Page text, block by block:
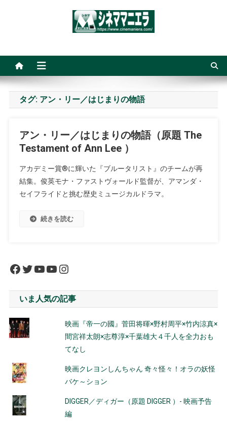
タグ: アン・リー／はじまりの物語
アン・リー／はじまりの物語（原題 The
Testament of Ann Lee ）
アカデミー賞®に輝いた『ブルータリスト』のチームが再
結集。俊英モナ・ファストヴォールド監督が、アマンダ・
セイフライドと挑む歴史ミュージカルドラマ。
続きを読む
Facebook
Twitter
YouTube
YouTube
Instagram
いま人気の記事
映画『帝一の國』菅田将暉×野村周平×竹内涼真×
間宮祥太朗×志尊淳×千葉雄大４千人を全力おも
てなし
映画クレヨンしんちゃん 奇々怪々！オラの妖怪
バケ～ション
DIGGER／ディガー（原題 DIGGER ）- 映画予告
編